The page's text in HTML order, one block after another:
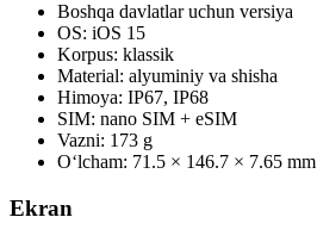
Boshqa davlatlar uchun versiya
OS: iOS 15
Korpus: klassik
Material: alyuminiy va shisha
Himoya: IP67, IP68
SIM: nano SIM + eSIM
Vazni: 173 g
O‘lcham: 71.5 × 146.7 × 7.65 mm
Ekran